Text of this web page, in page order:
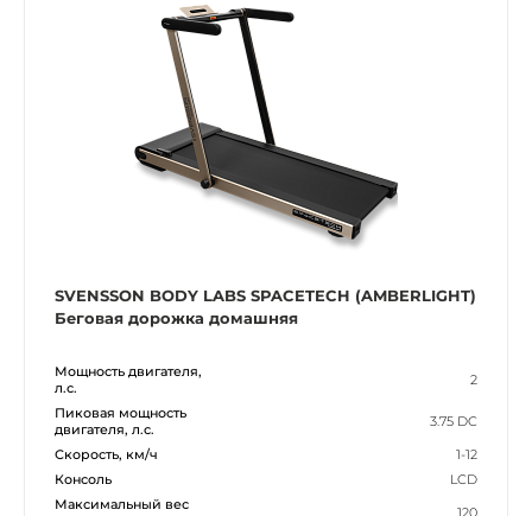
SVENSSON BODY LABS SPACETECH (AMBERLIGHT)
Беговая дорожка домашняя
Мощность двигателя,
л.с.
2
Пиковая мощность
двигателя, л.с.
3.75 DC
Скорость, км/ч
1-12
Консоль
LCD
Максимальный вес
120